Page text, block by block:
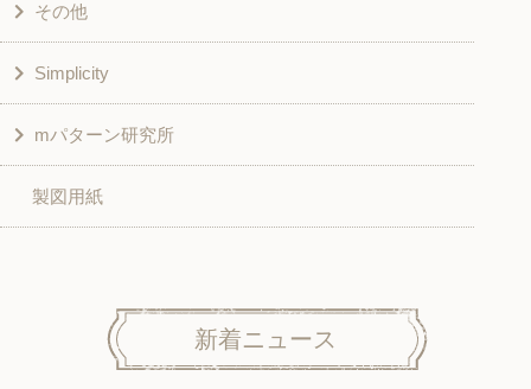
和風衣類
入園入学グッズ
その他
チュニック
ワンピース
ベスト・ジャケット・コート
スカート
ニット地専用
その他
学校家庭科教材用
その他
Simplicity
こども＆ベビー
ボトムス
ワンピース＆スーツ
mパターン研究所
子供服
ワンピース
製図用紙
新着ニュース